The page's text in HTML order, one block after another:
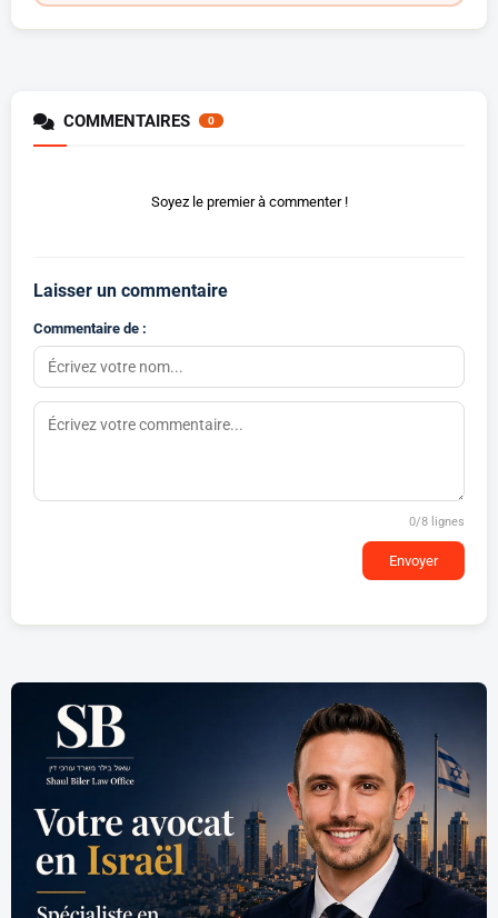
COMMENTAIRES 0
Soyez le premier à commenter !
Laisser un commentaire
Commentaire de :
0/8 lignes
Envoyer